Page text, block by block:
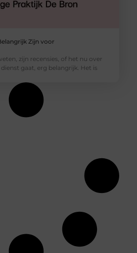
Zijn voor
zijn recensies, of het nu over
gaat, erg belangrijk. Het is